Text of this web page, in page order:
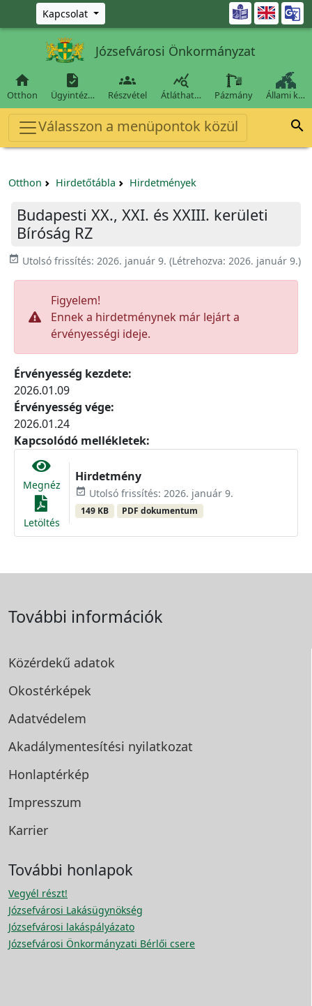
Ugrás a fő tartalomra
Kapcsolat 
Józsefvárosi Önkormányzat

Otthon

Ügyintéz…

Részvétel

Átláthat… Pázmány Állami k…
Válasszon a menüpontok közül 
Otthon Hirdetőtábla Hirdetmények
Budapesti XX., XXI. és XXIII. kerületi
Bíróság RZ
event_available Utolsó frissítés: 2026. január 9. (Létrehozva: 2026. január 9.)
Figyelem!
Ennek a hirdetménynek már lejárt a
érvényességi ideje.
Érvényesség kezdete:
2026.01.09
Érvényesség vége:
2026.01.24
Kapcsolódó mellékletek:
Megnéz
Letöltés
Hirdetmény
event_available Utolsó frissítés: 2026. január 9.
149 KB PDF dokumentum
További információk
Közérdekű adatok
Okostérképek
Adatvédelem
Akadálymentesítési nyilatkozat
Honlaptérkép
Impresszum
Karrier
További honlapok
Vegyél részt!
Józsefvárosi Lakásügynökség
Józsefvárosi lakáspályázato
Józsefvárosi Önkormányzati Bérlői csere